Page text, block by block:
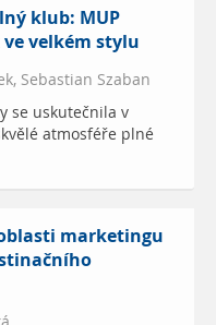
klub: MUP
velkém stylu
Sebastian Szaban
se uskutečnila v
atmosféře plné
marketingu